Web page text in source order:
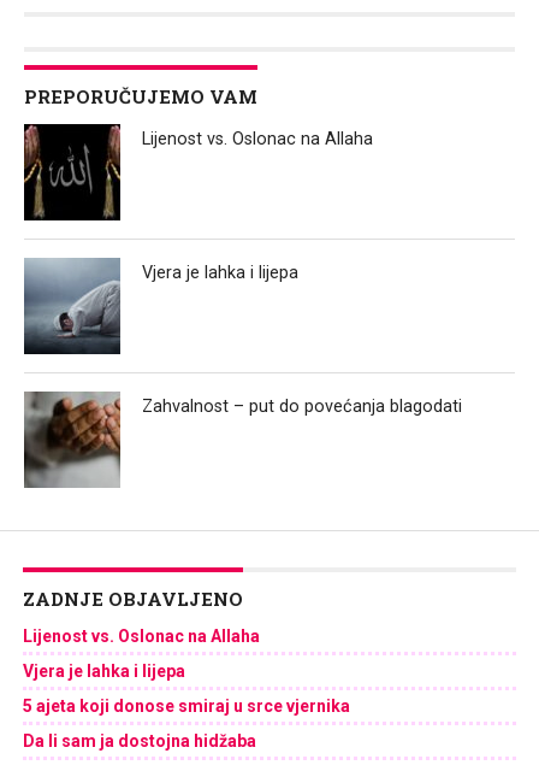
PREPORUČUJEMO VAM
Lijenost vs. Oslonac na Allaha
Vjera je lahka i lijepa
Zahvalnost – put do povećanja blagodati
ZADNJE OBJAVLJENO
Lijenost vs. Oslonac na Allaha
Vjera je lahka i lijepa
5 ajeta koji donose smiraj u srce vjernika
Da li sam ja dostojna hidžaba